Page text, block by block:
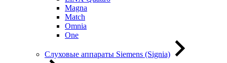
Magna
Match
Omnia
One
Слуховые аппараты Siemens (Signia)